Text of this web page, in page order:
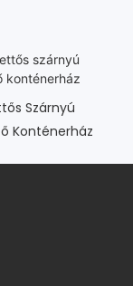
Szárnyú
Konténerház